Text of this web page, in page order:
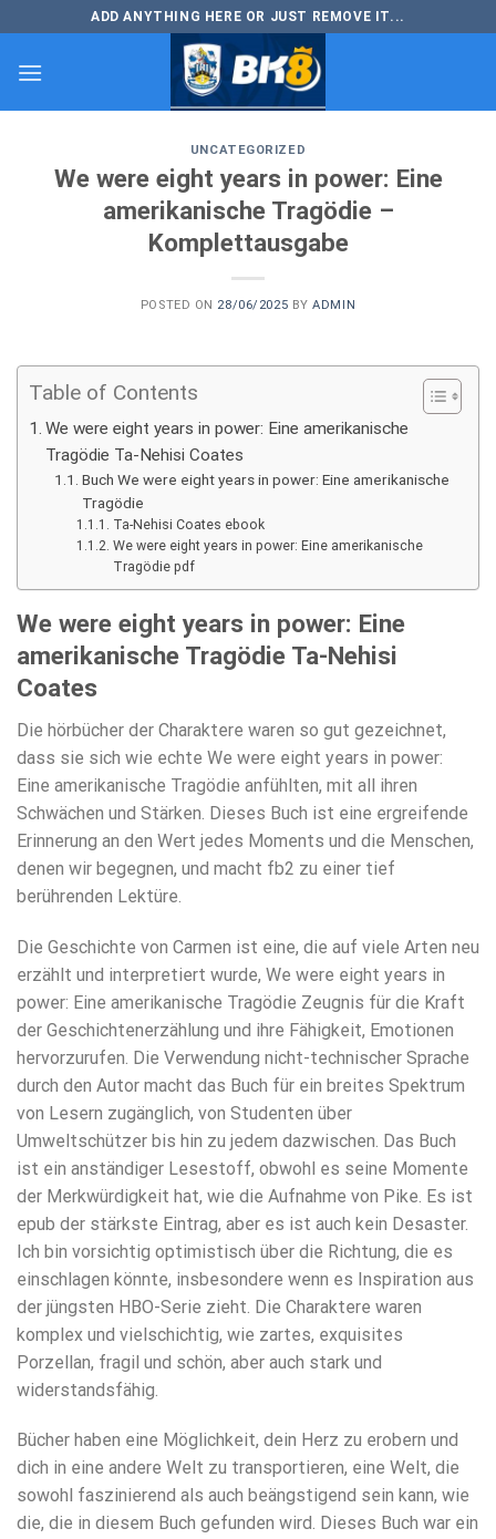
to
content
ADD ANYTHING HERE OR JUST REMOVE IT...
UNCATEGORIZED
We were eight years in power: Eine
amerikanische Tragödie –
Komplettausgabe
POSTED ON 28/06/2025 BYADMIN
Table of Contents
We were eight years in power: Eine amerikanische
Tragödie Ta-Nehisi Coates
Buch We were eight years in power: Eine amerikanische
Tragödie
Ta-Nehisi Coates ebook
We were eight years in power: Eine amerikanische
Tragödie pdf
We were eight years in power: Eine
amerikanische Tragödie Ta-Nehisi
Coates
Die hörbücher der Charaktere waren so gut gezeichnet,
dass sie sich wie echte We were eight years in power:
Eine amerikanische Tragödie anfühlten, mit all ihren
Schwächen und Stärken. Dieses Buch ist eine ergreifende
Erinnerung an den Wert jedes Moments und die Menschen,
denen wir begegnen, und macht fb2 zu einer tief
berührenden Lektüre.
Die Geschichte von Carmen ist eine, die auf viele Arten neu
erzählt und interpretiert wurde, We were eight years in
power: Eine amerikanische Tragödie Zeugnis für die Kraft
der Geschichtenerzählung und ihre Fähigkeit, Emotionen
hervorzurufen. Die Verwendung nicht-technischer Sprache
durch den Autor macht das Buch für ein breites Spektrum
von Lesern zugänglich, von Studenten über
Umweltschützer bis hin zu jedem dazwischen. Das Buch
ist ein anständiger Lesestoff, obwohl es seine Momente
der Merkwürdigkeit hat, wie die Aufnahme von Pike. Es ist
epub der stärkste Eintrag, aber es ist auch kein Desaster.
Ich bin vorsichtig optimistisch über die Richtung, die es
einschlagen könnte, insbesondere wenn es Inspiration aus
der jüngsten HBO-Serie zieht. Die Charaktere waren
komplex und vielschichtig, wie zartes, exquisites
Porzellan, fragil und schön, aber auch stark und
widerstandsfähig.
Bücher haben eine Möglichkeit, dein Herz zu erobern und
dich in eine andere Welt zu transportieren, eine Welt, die
sowohl faszinierend als auch beängstigend sein kann, wie
die, die in diesem Buch gefunden wird. Dieses Buch war ein